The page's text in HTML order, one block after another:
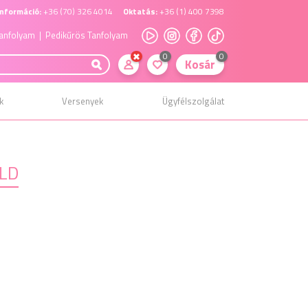
+36 (70) 326 4014 Oktatás: +36 (1) 400 7398
| Pedikűrös Tanfolyam
0 Kosár 0
Versenyek Ügyfélszolgálat